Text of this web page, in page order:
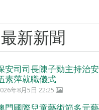
最新新聞
安司司長陳子勁主持治
素萍就職儀式
年8月5日 22:25